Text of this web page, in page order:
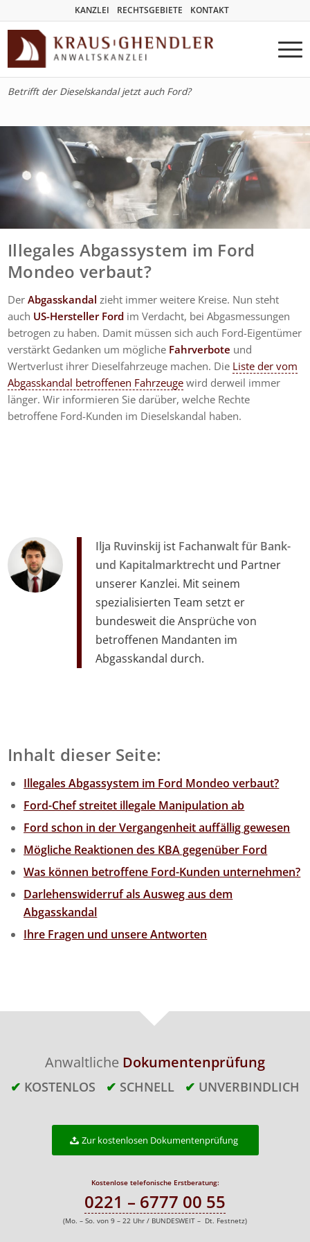
KANZLEI RECHTSGEBIETE KONTAKT
Betrifft der Dieselskandal jetzt auch Ford?
Illegales Abgassystem im Ford
Mondeo verbaut?
DerAbgasskandal zieht immer weitere Kreise. Nun steht
auch US-Hersteller Ford im Verdacht, bei Abgasmessungen
betrogen zu haben. Damit müssen sich auch Ford-Eigentümer
verstärkt Gedanken um mögliche Fahrverbote und
Wertverlust ihrer Dieselfahrzeuge machen. Die Liste der vom
Abgasskandal betroffenen Fahrzeuge wird derweil immer
länger. Wir informieren Sie darüber, welche Rechte
betroffene Ford-Kunden im Dieselskandal haben.
Ilja Ruvinskij ist Fachanwalt für Bank-
und Kapitalmarktrecht und Partner
unserer Kanzlei. Mit seinem
spezialisierten Team setzt er
bundesweit die Ansprüche von
betroffenen Mandanten im
Abgasskandal durch.
Inhalt dieser Seite:
Illegales Abgassystem im Ford Mondeo verbaut?
Ford-Chef streitet illegale Manipulation ab
Ford schon in der Vergangenheit auffällig gewesen
Mögliche Reaktionen des KBA gegenüber Ford
Was können betroffene Ford-Kunden unternehmen?
Darlehenswiderruf als Ausweg aus dem
Abgasskandal
Ihre Fragen und unsere Antworten
Anwaltliche Dokumentenprüfung
✔ KOSTENLOS ✔ SCHNELL ✔ UNVERBINDLICH
Zur kostenlosen Dokumentenprüfung
Kostenlose telefonische Erstberatung:
0221 – 6777 00 55
(Mo. – So. von 9 – 22 Uhr / BUNDESWEIT – Dt. Festnetz)